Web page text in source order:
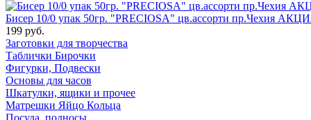
Бисер 10/0 упак 50гр. "PRECIOSA" цв.ассорти пр.Чехия
199 руб.
Заготовки для творчества
Таблички Бирочки
Фигурки, Подвески
Основы для часов
Шкатулки, ящики и прочее
Матрешки Яйцо Кольца
Посуда, подносы